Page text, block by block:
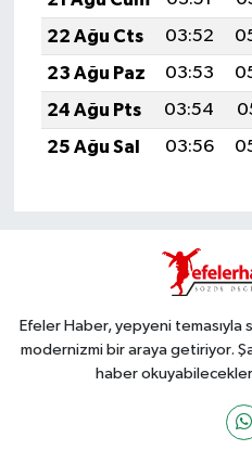
22 Ağu Cts
03:52
23 Ağu Paz
03:53
24 Ağu Pts
03:54
25 Ağu Sal
03:56
Efeler Haber, yepyeni
modernizmi bir araya getiriyor.
haber